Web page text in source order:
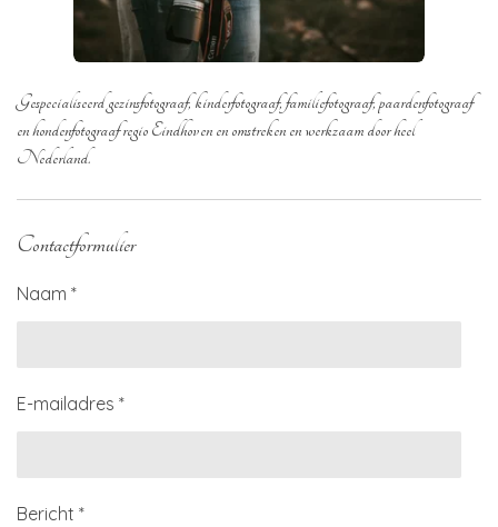
Gespecialiseerd gezinsfotograaf, kinderfotograaf, familiefotograaf, paardenfotograaf
en hondenfotograaf regio Eindhoven en omstreken en werkzaam door heel
Nederland.
Contactformulier
Naam *
E-mailadres *
Bericht *